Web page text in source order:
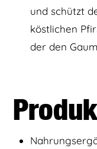
und schützt
köstlichen
der den